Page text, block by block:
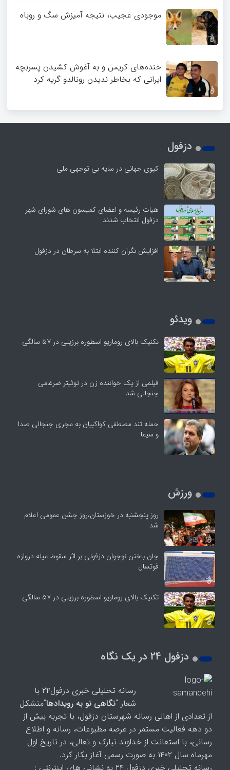
موجودی عجیب، نتیجه آمیزش سگ و روباه
خنده‌های کریس و به آغوش کشیدن پسربچه
ایرانی که بخاطر ندیدن رونالدو گریه کرد
دزفول
کپوی جهانی در سایه بی توجهی ملی
هیات رئیسه و اعضای کمیسون های شورای شهر
دزفول انتخاب شدند
افزایش نگران کننده ابتلا به سرطان در دزفول
ویدئو
تکنیک بالای روماریو اسطوره برزیلی در ۵۷ سالگی
فیلمی از یک خواننده زن در توئیتر ضرغامی
جنجالی شد
حمله تند مصطفی کواکبیان به مجری جنجالی صدا
و سیما
ورزش
روز پنجشنبه در خوزستان،روز جشن عمومی اعلام
شد
جان باختن نوجوان دزفولی بر اثر سقوط میله دروازه
فوتسال
تکنیک بالای روماریو اسطوره برزیلی در ۵۷ سالگی
دزفول 24 در یک نگاه
رسانه تحلیلی خبری دزفول۲۴ با
شعار “نگاهی نو به رویدادها”متشکل
از تعدادی از اهالی رسانه شهرستان دزفول، با تجربه بیش از
دو دهه فعالیت مستمر در عرصه مطبوعات، رسانه و اطلاع
رسانی، با استعانت از خداوند تبارک و تعالی، در تاریخ اول
مهرماه سال ۱۴۰۲ به صورت رسمی آغاز بکار کرد.